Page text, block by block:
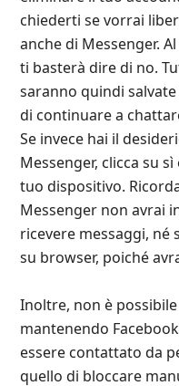
chiederti se vorrai
anche di Messenger.
ti basterà dire di no.
saranno quindi
di continuare a
Se invece hai il
Messenger, clicca su
tuo dispositivo.
Messenger non avrai
ricevere messaggi, né
su browser, poiché
Inoltre, non è
mantenendo
essere contattato da
quello di bloccare